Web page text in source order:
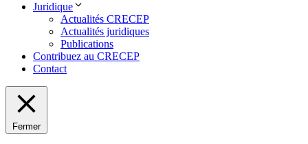
Juridique
Actualités CRECEP
Actualités juridiques
Publications
Contribuez au CRECEP
Contact
Fermer